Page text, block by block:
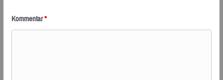
Kommentar*